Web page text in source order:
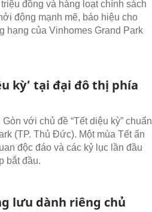
đồng và hàng loạt chính sách
động mạnh mẽ, báo hiệu cho
hạng của Vinhomes Grand Park
kỳ’ tại đại đô thị phía
với chủ đề “Tết diệu kỳ” chuẩn
(TP. Thủ Đức). Một mùa Tết ấn
độc đáo và các kỷ lục lần đầu
bắt đầu.
lưu dành riêng chủ